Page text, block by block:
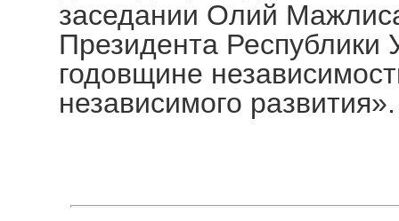
заседании Олий
Президента Республики
годовщине
независимого